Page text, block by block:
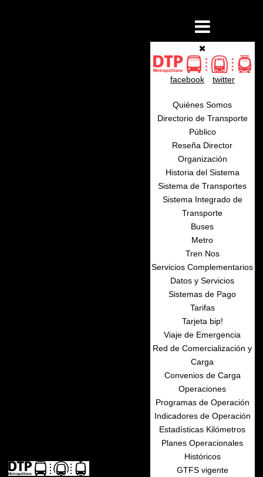
facebook twitter
Quiénes Somos
Directorio de Transporte
Público
Reseña Director
Organización
Historia del Sistema
Sistema de Transportes
Sistema Integrado de
Transporte
Buses
Metro
Tren Nos
Servicios Complementarios
Datos y Servicios
Sistemas de Pago
Tarifas
Tarjeta bip!
Viaje de Emergencia
Red de Comercialización y
Carga
Convenios de Carga
Operaciones
Programas de Operación
Indicadores de Operación
Estadísticas Kilómetros
Planes Operacionales
Históricos
GTFS vigente